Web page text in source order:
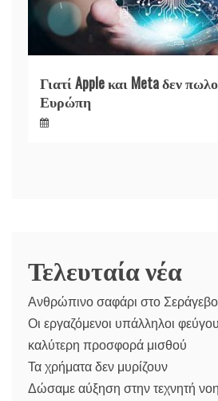
Γιατί Apple και Meta δεν
Ευρώπη
Τελευταία νέα
Ανθρώπινο σαφάρι στο Σεράγεβο
Οι εργαζόμενοι υπάλληλοι
καλύτερη προσφορά μισθού
Τα χρήματα δεν μυρίζουν
Δώσαμε αύξηση στην τεχνητή